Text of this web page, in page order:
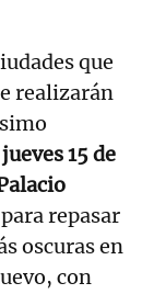
que
realizarán
15 de
repasar
oscuras en
con